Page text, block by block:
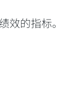
效的指标。